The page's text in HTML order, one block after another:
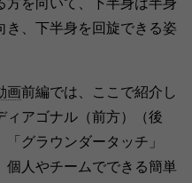
方を向いて、下半身は半身
き、下半身を回旋できる姿
画前編では、ここで紹介し
ィアゴナル（前方）（後
グラウンダータッチ」
個人やチームでできる簡単